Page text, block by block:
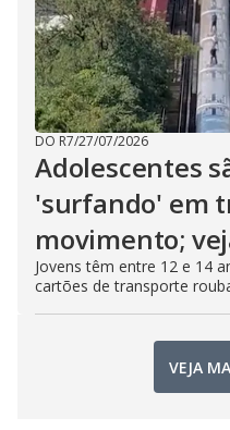
DO R7/27/07/2026
Adolescentes
'surfando' em
movimento;
Jovens têm entre 12 e 14
cartões de transporte
VEJA